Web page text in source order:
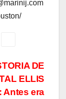
DE
ELLIS
Antes era